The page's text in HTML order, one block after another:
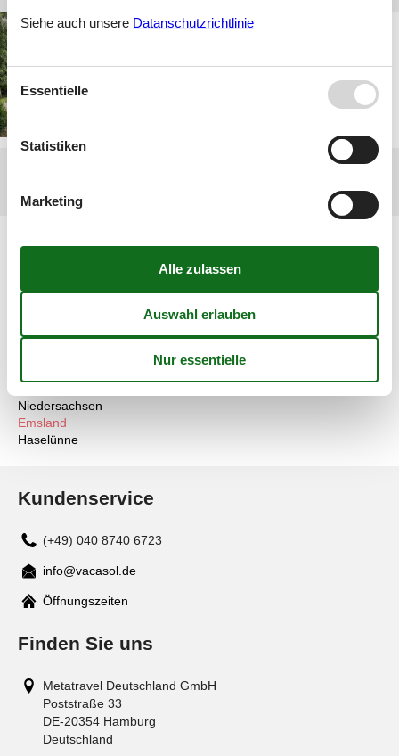
Privat Ferienhaus
<< <
Inspiration
Niedersachsen
Emsland
Haselünne
Kundenservice
(+49) 040 8740 6723
Mail
info@vacasol.de
Öffnungszeiten
Finden Sie uns
Metatravel Deutschland GmbH
Poststraße 33
DE-20354 Hamburg
Deutschland
Siehe auch unsere Datanschutzrichtlinie
Essentielle
Statistiken
Marketing